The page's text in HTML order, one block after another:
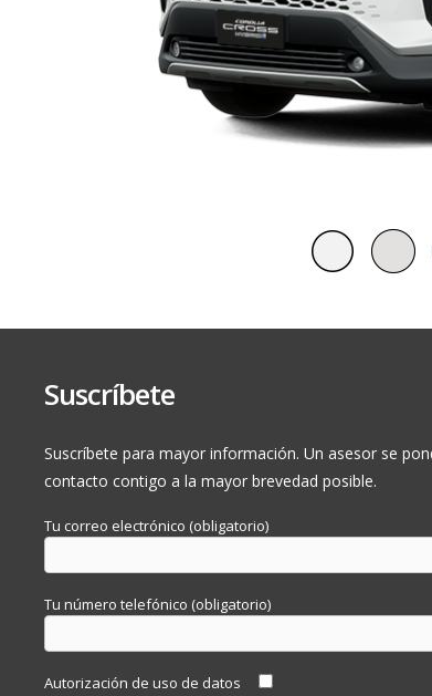
Cilindraje (cm
Tipo de combustible
Híbrido
Potencia máxima
(Hp/RPM)
(Nm/RPM)
142 / 3,600
4 EN LÍNEA
VVT-i
Suscríbete
Suscríbete para mayor información. Un asesor se
contacto contigo a la mayor brevedad posible.
Tu correo electrónico (obligatorio)
Tu número telefónico (obligatorio)
Autorización de uso de datos